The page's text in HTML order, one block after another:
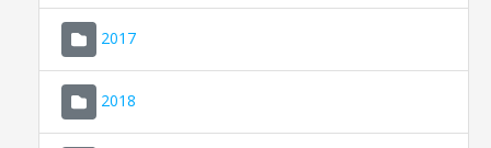
2017
2018